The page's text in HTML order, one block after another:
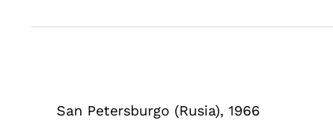
San Petersburgo (Rusia), 1966